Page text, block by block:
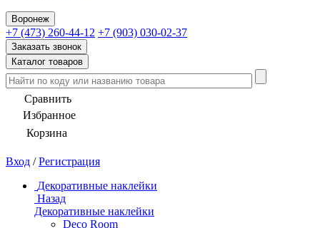
Воронеж
+7 (473) 260-44-12 +7 (903) 030-02-37
Заказать звонок
Каталог товаров
Сравнить
Избранное
Корзина
Вход / Регистрация
Декоративные наклейки
Назад
Декоративные наклейки
Deco Room